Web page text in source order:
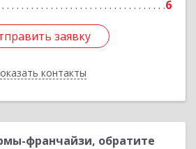
6
заявку
контакты
заявку
Назад
франчайзи, обратите